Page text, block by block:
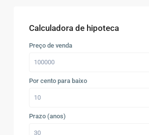
Calculadora de hipoteca
Preço de venda
Por cento para baixo
Prazo (anos)